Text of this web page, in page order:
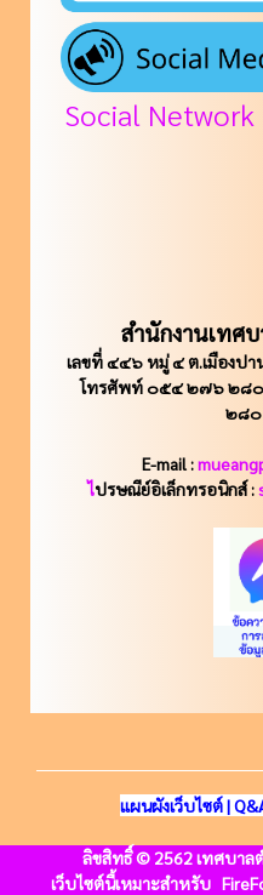
Social Network
สำนักงานเทศ
เลขที่ ๔๔๖ หมู่ ๔ ต.เมืองป
โทรศัพท์ ๐๕๔ ๒๗๖ ๒๘
๒๘
E-mail :
ไปรษณีย์อิเล็กทรอนิกส์ :
แผนผังเว็บไซต์|
ลิขสิทธิ์ © 2562 เทศบาล
เว็บไซต์นี้เหมาะสำหรับ